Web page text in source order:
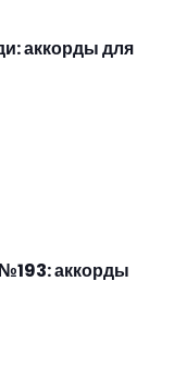
аккорды для
аккорды